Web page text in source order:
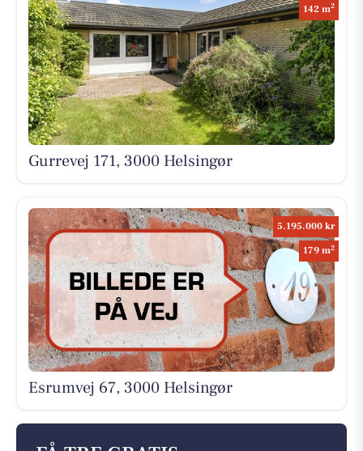
142 m2
Gurrevej 171, 3000 Helsingør
5.195.000 kr
179 m2
Esrumvej 67, 3000 Helsingør